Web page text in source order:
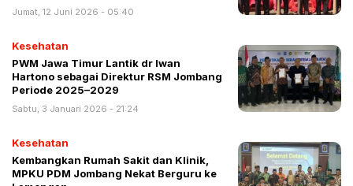
Jumat, 12 Juni 2026 - 05:40
Kesehatan
PWM Jawa Timur Lantik dr Iwan
Hartono sebagai Direktur RSM Jombang
Periode 2025–2029
Sabtu, 3 Januari 2026 - 21:24
Kesehatan
Kembangkan Rumah Sakit dan Klinik,
MPKU PDM Jombang Nekat Berguru ke